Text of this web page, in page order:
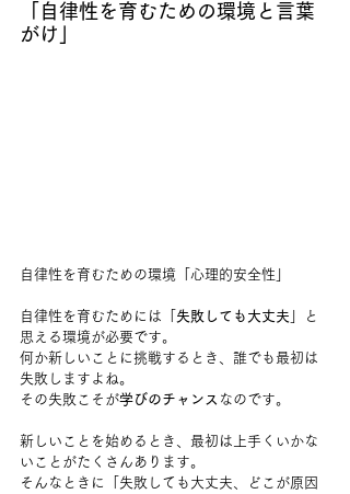
「自律性を育むための環境と言葉
がけ」
自律性を育むための環境「心理的安全性」
自律性を育むためには「 失敗しても大丈夫 」と
思える環境が必要です。
何か新しいことに挑戦するとき、誰でも最初は
失敗しますよね。
その失敗こそが学びのチャンス なのです。
新しいことを始めるとき、最初は上手くいかな
いことがたくさんあります。
そんなときに「失敗しても大丈夫、どこが原因